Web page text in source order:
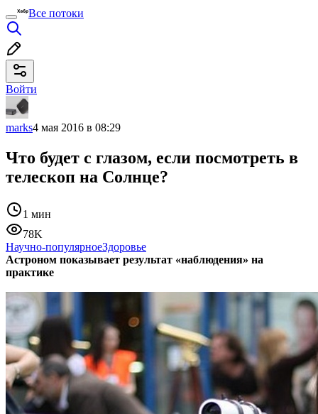
Все потоки
Войти
marks4 мая 2016 в 08:29
Что будет с глазом, если посмотреть в
телескоп на Солнце?
1 мин
78K
Научно-популярноеЗдоровье
Астроном показывает результат «наблюдения» на
практике